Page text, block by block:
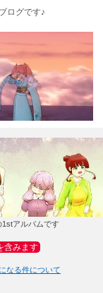
ログです♪
アルバムです
含みます
なる件について